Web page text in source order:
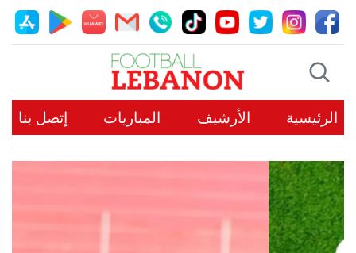
الرئيسية الأرشيف المباريات إتصل بنا